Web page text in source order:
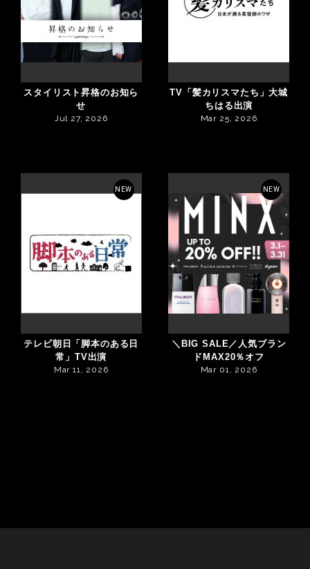
スタイリスト昇格のお知ら
せ
Jul 27, 2026
TV「髪カリスマたち」大城
ちはる出演
Mar 25, 2026
NEW
テレビ朝日「脚本のある日
常」TV出演
Mar 11, 2026
NEW
＼BIG SALE／人気ブラン
ドMAX20％オフ
Mar 01, 2026